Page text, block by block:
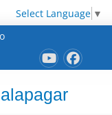
Select Language ▼